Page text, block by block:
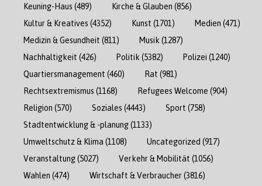
Keuning-Haus (489) Kirche & Glauben (856)
Kultur & Kreatives (4352) Kunst (1701) Medien (471)
Medizin & Gesundheit (811) Musik (1287)
Nachhaltigkeit (426) Politik (5382) Polizei (1240)
Quartiersmanagement (460) Rat (981)
Rechtsextremismus (1168) Refugees Welcome (904)
Religion (570) Soziales (4443) Sport (758)
Stadtentwicklung & -planung(1133)
Umweltschutz & Klima (1108) Uncategorized (917)
Veranstaltung(5027) Verkehr & Mobilität (1056)
Wahlen (474) Wirtschaft & Verbraucher(3816)